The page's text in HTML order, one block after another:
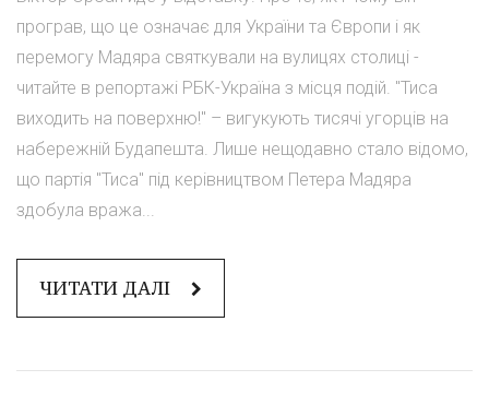
програв, що це означає для України та Європи і як
перемогу Мадяра святкували на вулицях столиці -
читайте в репортажі РБК-Україна з місця подій. "Тиса
виходить на поверхню!" – вигукують тисячі угорців на
набережній Будапешта. Лише нещодавно стало відомо,
що партія "Тиса" під керівництвом Петера Мадяра
здобула вража...
ЧИТАТИ ДАЛІ